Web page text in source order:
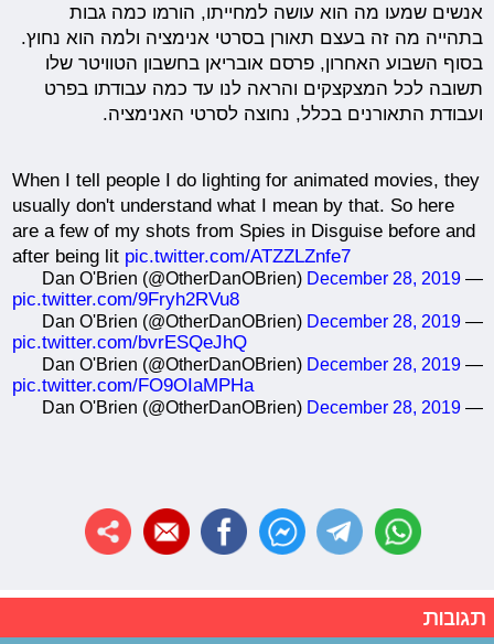
אנשים שמעו מה הוא עושה למחייתו, הורמו כמה גבות
בתהייה מה זה בעצם תאורן בסרטי אנימציה ולמה הוא נחוץ.
בסוף השבוע האחרון, פרסם אובריאן בחשבון הטוויטר שלו
תשובה לכל המצקצקים והראה לנו עד כמה עבודתו בפרט
ועבודת התאורנים בכלל, נחוצה לסרטי האנימציה.
When I tell people I do lighting for animated movies, they
usually don't understand what I mean by that. So here
are a few of my shots from Spies in Disguise before and
after being lit pic.twitter.com/ATZZLZnfe7
— Dan O'Brien (@OtherDanOBrien)
December 28, 2019
pic.twitter.com/9Fryh2RVu8
— Dan O'Brien (@OtherDanOBrien)
December 28, 2019
pic.twitter.com/bvrESQeJhQ
— Dan O'Brien (@OtherDanOBrien)
December 28, 2019
pic.twitter.com/FO9OIaMPHa
— Dan O'Brien (@OtherDanOBrien)
December 28, 2019
תגובות